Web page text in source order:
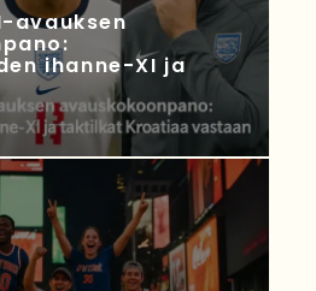
avauksen
ihanne-XI ja